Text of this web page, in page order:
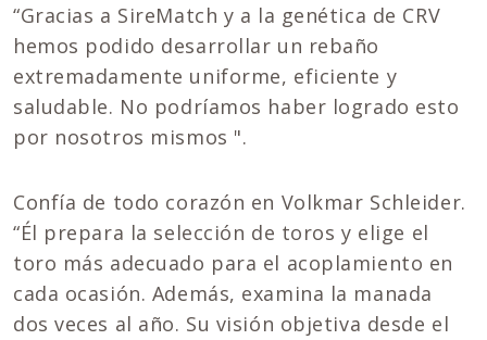
“Gracias a SireMatch y a la genética de CRV
hemos podido desarrollar un rebaño
extremadamente uniforme, eficiente y
saludable. No podríamos haber logrado esto
por nosotros mismos ".
Confía de todo corazón en Volkmar Schleider.
“Él prepara la selección de toros y elige el
toro más adecuado para el acoplamiento en
cada ocasión. Además, examina la manada
dos veces al año. Su visión objetiva desde el